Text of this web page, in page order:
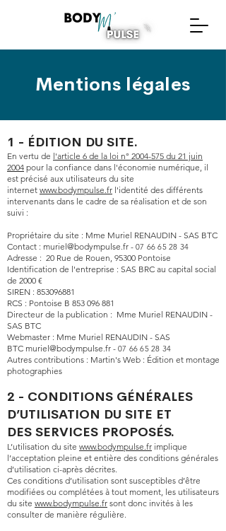
Mentions légales
1 - ÉDITION DU SITE.
En vertu de l'article 6 de la loi n° 2004-575 du 21 juin
2004 pour la confiance dans l'économie numérique, il
est précisé aux utilisateurs du site
internet www.bodympulse.fr l'identité des différents
intervenants dans le cadre de sa réalisation et de son
suivi :
Propriétaire du site : Mme Muriel RENAUDIN - SAS BTC
Contact : muriel@bodympulse.fr - 07 66 65 28 34
Adresse : 20 Rue de Rouen, 95300 Pontoise
Identification de l'entreprise : SAS BRC au capital social
de 2000 €
SIREN : 853096881
RCS : Pontoise B 853 096 881
Directeur de la publication : Mme Muriel RENAUDIN -
SAS BTC
Webmaster : Mme Muriel RENAUDIN - SAS
BTC muriel@bodympulse.fr - 07 66 65 28 34
Autres contributions : Martin's Web : Édition et montage
photographies
2 - CONDITIONS GÉNÉRALES
D’UTILISATION DU SITE ET
DES SERVICES PROPOSÉS.
L’utilisation du site www.bodympulse.fr implique
l’acceptation pleine et entière des conditions générales
d’utilisation ci-après décrites.
Ces conditions d’utilisation sont susceptibles d’être
modifiées ou complétées à tout moment, les utilisateurs
du site www.bodympulse.fr sont donc invités à les
consulter de manière régulière.